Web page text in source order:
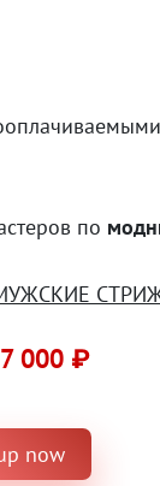
по
000 ₽
now